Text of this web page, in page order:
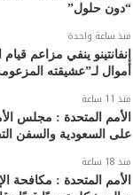
“دون حلول”
منذ ساعة واحدة
إنفانتينو ينفي مزاعم
أموال لـ”عشيقته
منذ 11 ساعة
الأمم المتحدة : مجلس
على السعودية والسفن
منذ 18 ساعة
الأمم المتحدة : مكافحة